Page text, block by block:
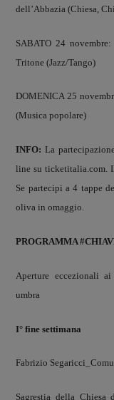
dell’Abbazia (Chiesa,
SABATO 24
Tritone (Jazz/Tango)
DOMENICA 25
(Musica popolare)
INFO: La
line su ticketitalia.com.
Se partecipi a 4 tappe
oliva in omaggio.
PROGRAMMA
Aperture eccezionali
umbra
I° fine settimana
Fabrizio
Sagrestia della